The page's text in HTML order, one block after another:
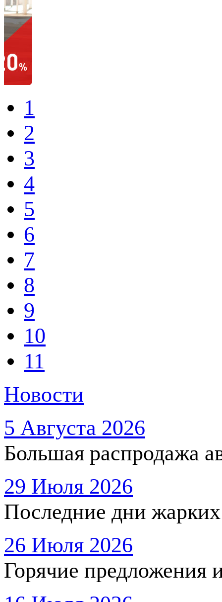
1
2
3
4
5
6
7
8
9
10
11
Новости
5 Августа 2026
Большая распродажа
29 Июля 2026
Последние дни
26 Июля 2026
Горячие предложения